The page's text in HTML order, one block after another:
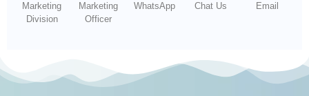
Marketing
Division
Marketing
Officer
WhatsApp Chat Us Email